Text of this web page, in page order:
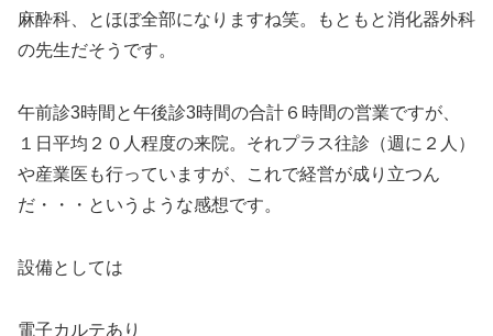
麻酔科、とほぼ全部になりますね笑。もともと消化器外科
の先生だそうです。
午前診3時間と午後診3時間の合計６時間の営業ですが、
１日平均２０人程度の来院。それプラス往診（週に２人）
や産業医も行っていますが、これで経営が成り立つん
だ・・・というような感想です。
設備としては
電子カルテあり